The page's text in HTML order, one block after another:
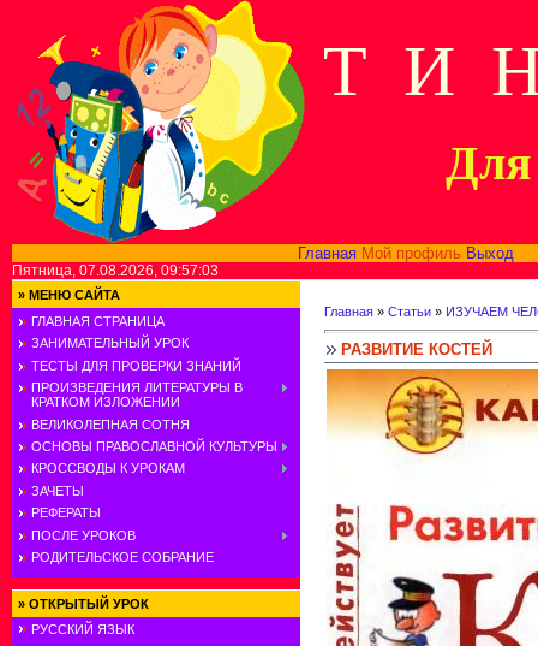
Т И
Для
Главная Мой профиль Выход
Пятница, 07.08.2026, 09:57:03
» МЕНЮ САЙТА
ГЛАВНАЯ СТРАНИЦА
ЗАНИМАТЕЛЬНЫЙ УРОК
ТЕСТЫ ДЛЯ ПРОВЕРКИ ЗНАНИЙ
ПРОИЗВЕДЕНИЯ ЛИТЕРАТУРЫ В
КРАТКОМ ИЗЛОЖЕНИИ
ВЕЛИКОЛЕПНАЯ СОТНЯ
ОСНОВЫ ПРАВОСЛАВНОЙ КУЛЬТУРЫ
КРОССВОДЫ К УРОКАМ
ЗАЧЕТЫ
РЕФЕРАТЫ
ПОСЛЕ УРОКОВ
РОДИТЕЛЬСКОЕ СОБРАНИЕ
» ОТКРЫТЫЙ УРОК
РУССКИЙ ЯЗЫК
Главная » Статьи » ИЗУЧАЕМ
РАЗВИТИЕ КОСТЕЙ